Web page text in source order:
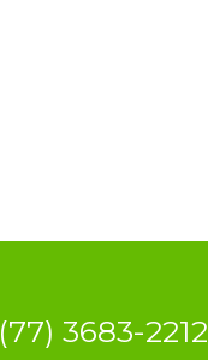
(77) 3683-2212